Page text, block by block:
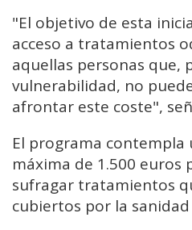
"El objetivo de esta
acceso a tratamientos
aquellas personas que,
vulnerabilidad, no
afrontar este coste",
El programa contempla
máxima de 1.500 euros
sufragar tratamientos
cubiertos por la